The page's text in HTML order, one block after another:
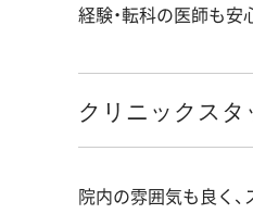
経験・転科の医師も安
クリニックス
院内の雰囲気も良く